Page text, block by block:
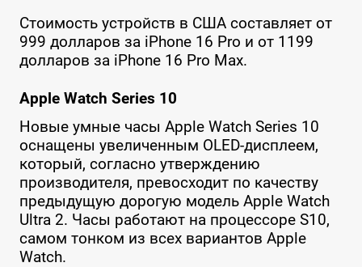
Стоимость устройств в США составляет от
999 долларов за iPhone 16 Pro и от 1199
долларов за iPhone 16 Pro Max.
Apple Watch Series 10
Новые умные часы Apple Watch Series 10
оснащены увеличенным OLED-дисплеем,
который, согласно утверждению
производителя, превосходит по качеству
предыдущую дорогую модель Apple Watch
Ultra 2. Часы работают на процессоре S10,
самом тонком из всех вариантов Apple
Watch.